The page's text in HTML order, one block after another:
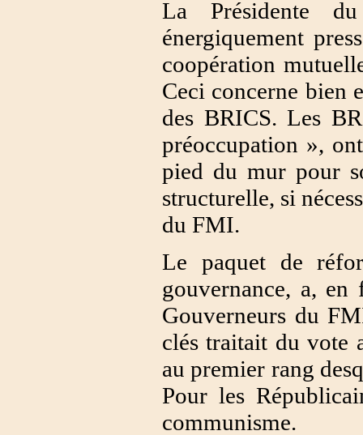
La Présidente du
énergiquement
coopération
Ceci concerne bien
des BRICS. Les
préoccupation »,
pied du mur pour
structurelle, si
du FMI.
Le paquet de
gouvernance, a,
Gouverneurs du
clés traitait du vote
au premier rang
Pour les
communisme.